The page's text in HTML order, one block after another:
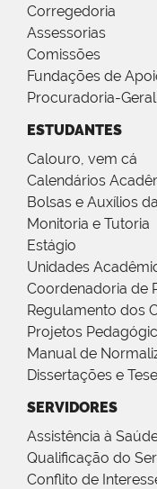
Corregedoria
Assessorias
Comissões
Fundações de
Procuradoria-
ESTUDANTES
Calouro, vem cá
Calendários
Bolsas e Auxílios
Monitoria e Tutoria
Estágio
Unidades
Coordenadoria de
Regulamento dos
Projetos
Manual de
Dissertações e
SERVIDORES
Assistência à
Qualificação do
Conflito de